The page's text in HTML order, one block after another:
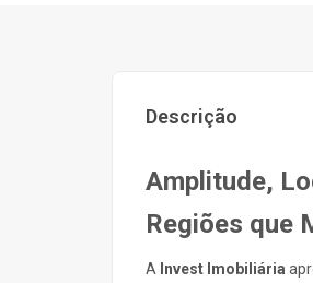
Descrição
Amplitude,
Regiões que
A Invest Imobiliária